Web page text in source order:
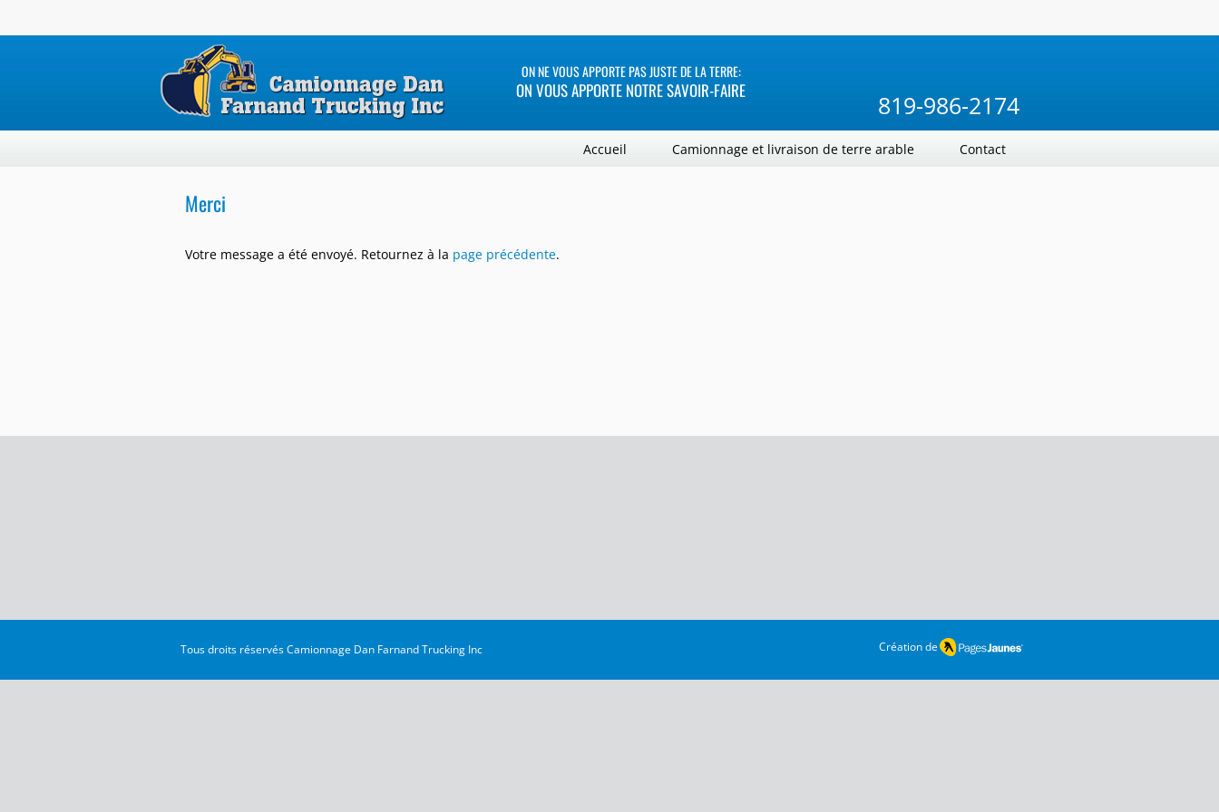
ON NE VOUS APPORTE PAS JUSTE DE LA TERRE:
ON VOUS APPORTE NOTRE SAVOIR-FAIRE 819-986-2174
Accueil Camionnage et livraison de terre arable Contact
Merci
Votre message a été envoyé. Retournez à la page précédente.
Tous droits réservésCamionnage Dan Farnand Trucking Inc Création de